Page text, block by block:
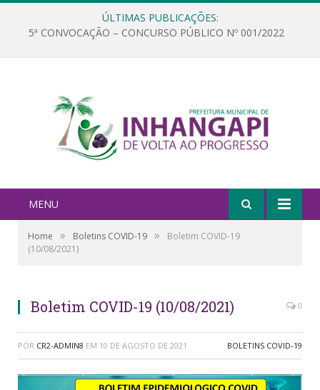
ÚLTIMAS PUBLICAÇÕES:
5ª CONVOCAÇÃO – CONCURSO PÚBLICO Nº 001/2022
MENU
Home » Boletins COVID-19 »
Boletim COVID-19
(10/08/2021)
Boletim COVID-19 (10/08/2021) 0
POR CR2-ADMIN8 EM 10 DE AGOSTO DE 2021 BOLETINS COVID-19